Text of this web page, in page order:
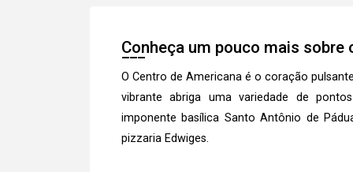
Conheça um pouco mais sobre
O Centro de Americana é o coração
vibrante abriga uma variedade de
imponente basílica Santo Antônio de
pizzaria Edwiges.